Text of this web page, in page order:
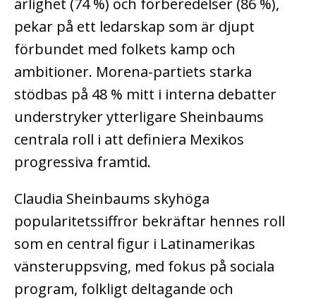
pekar på ett ledarskap som är djupt
förbundet med folkets kamp och
ambitioner. Morena-partiets starka
stödbas på 48 % mitt i interna debatter
understryker ytterligare Sheinbaums
centrala roll i att definiera Mexikos
progressiva framtid.
Claudia Sheinbaums skyhöga
popularitetssiffror bekräftar hennes roll
som en central figur i Latinamerikas
vänsteruppsving, med fokus på sociala
program, folkligt deltagande och